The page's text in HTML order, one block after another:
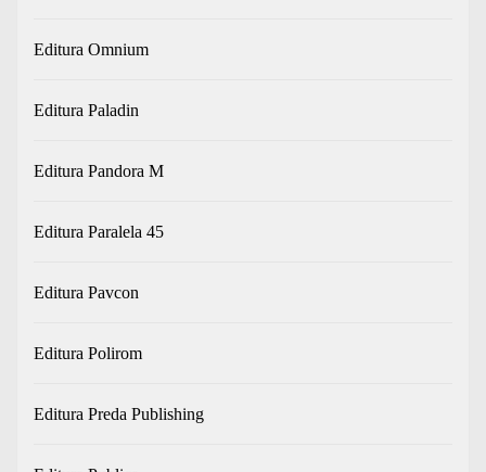
Editura Omnium
Editura Paladin
Editura Pandora M
Editura Paralela 45
Editura Pavcon
Editura Polirom
Editura Preda Publishing